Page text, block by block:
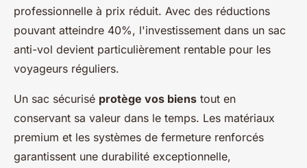
professionnelle à prix réduit. Avec des réductions
pouvant atteindre 40%, l'investissement dans un sac
anti-vol devient particulièrement rentable pour les
voyageurs réguliers.
Un sac sécurisé protège vos biens tout en
conservant sa valeur dans le temps. Les matériaux
premium et les systèmes de fermeture renforcés
garantissent une durabilité exceptionnelle,